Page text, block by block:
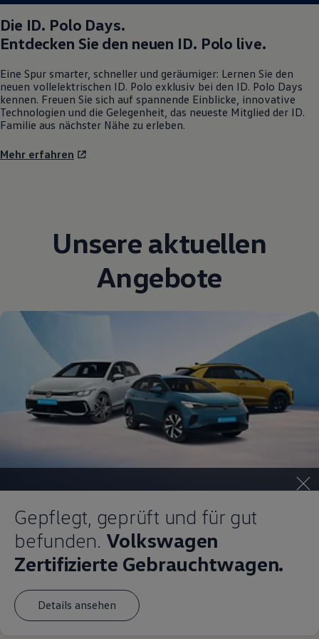
Lifestyle
Transport
Familie
Volkswagen R
Pannen- und Unfallhilfe
Volkswagen Kundenbetreuung
Die ID. Polo Days.
Entdecken Sie den neuen ID. Polo live.
Eine Spur smarter, schneller und geräumiger: Lernen Sie den
neuen vollelektrischen ID. Polo exklusiv bei den ID. Polo Days
kennen. Freuen Sie sich auf spannende Einblicke, innovative
Technologien und die Gelegenheit, das neueste Mitglied der ID.
Familie aus nächster Nähe zu erleben.
Mehr erfahren
Unsere aktuellen
Angebote
Gepflegt, geprüft und für gut
befunden. Volkswagen
Zertifizierte Gebrauchtwagen.
Details ansehen